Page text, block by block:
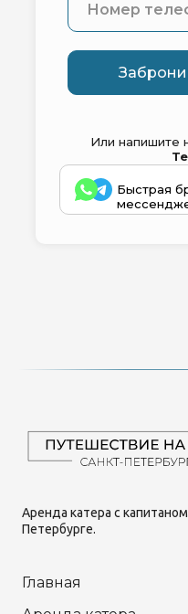
Или напишите
Быстрая
Аренда катера с
Петербурге.
Главная